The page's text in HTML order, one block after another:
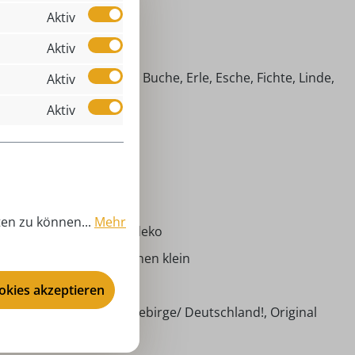
Räuchermännchen
Hölzer (Ahorn, Buche, Erle, Esche, Fichte, Linde,
Weihnachtsdeko
- Räuchermännchen klein
cm
aus dem Erzgebirge/ Deutschland!, Original
Aktiv
Aktiv
Aktiv
Aktiv
zu können... Mehr
akzeptieren